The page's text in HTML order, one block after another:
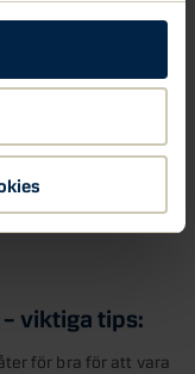
att sedan uppge
som ett
Om
bli allvarliga.
över sitt
på ett tryggt sätt,
viktiga tips:
för bra för att vara